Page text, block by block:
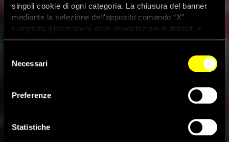
singoli cookie di ogni categoria. La chiusura del banner
mediante la selezione dell'apposito comando “X”
comporta il permanere delle impostazioni di default, e
dunque la continuazione della navigazione con i cookie
dei cookie attivi sul sito clicca
delNecessari
Preferenze
Statistiche
Giornata mondiale per
l’eliminazione della violenza
sulle donne